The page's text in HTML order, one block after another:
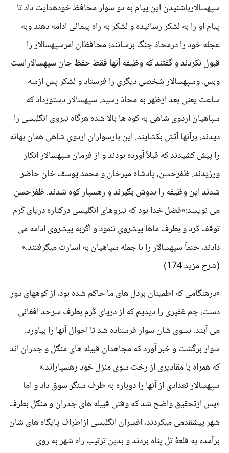
سپهسالارباشنیدن این پیام به دو سوار محافظ خودهدایت داد تا
پیام او را به لشکر رسانیده و لشکر به راه پیمائی ادامه دهند وبه
عجله خود را درمحاذ جنگ برسانند؛ محافظان امرسپهسالار را
قبول نکردند و گفتند که وظیفه آنها فقط حفظ جان سپهسالاراست
وبس. وسپهسالار شخصی دیگری را فرستاد و لشکر پس ازسه
ساعت یعنی بعد ازظهر به محاذ رسید. سپهسالار دستورداد که
سپاهیان اردوی شاهی به کوه ها بالا شده هرگاه نیروی انگلیسی را
دیدند، برآنها آتش بکشایند. این بارسواران اردوی شاهی همان بهانه
را پیش کشیدند که قبلاً آورده بودند و از فرمان سپهسالار انکار
ورزیدند. ظفرحسن، پادشاه میرخان و محمد یوسف خان حاضر
شدند این وظیفه را بدوش بگیرند و رهسپار کوه شدند. ظفرحسن
می نویسد:«فضل خدا بود که نیروهای انگلیسی درکناره دریای کُرم
توقف کرد و بطرف ماها پیشروی ننمود و اگربه پیشروی ادامه می
دادند، حتماً سپهسالار را با جمله سپاهیان به اسارت میگرفتند.»
(شرح مزید 174)
«درهنگامی که اطمینان بردل های ما حاکم شده بود، از کوههای دور
دست، جم غفیری را دیدیم که از دریای کُرم بطرف سرحد افغانی
می آیند. بسوی شان سوار فرستاده شد تا احوال آنها را بیاورد.
سوار برگشت و خبر آورد که مجاهدان قبیله های منگل و جدران اند
که همراه با مقادیری از رخت سوی منزل خود رهسپاراند.»
سپهسالار تعدادی از آنها را دوباره به طرف سنگر سوق داد و اما
«پس ازتحقیق واضح شد که وقتی قبیله های جدران و منگل بطرف
شهر پیشقدمی میکردند، افسران انگلیسی ازاطراف پایگاه های شان
برآمده به قلعۀ تل پناه بردند و بدین ترتیب راه شهر به روی